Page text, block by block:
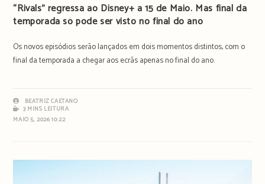
“Rivals” regressa ao Disney+ a 15 de Maio. Mas final da
temporada só pode ser visto no final do ano
Os novos episódios serão lançados em dois momentos distintos, com o
final da temporada a chegar aos ecrãs apenas no final do ano.
BEATRIZ CAETANO
3 MINS LEITURA
MAIO 5, 2026 10:22